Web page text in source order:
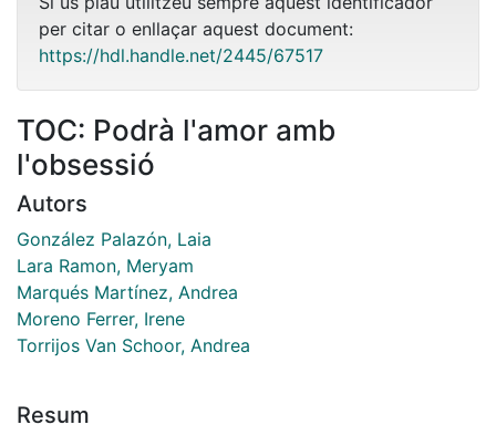
per citar o enllaçar aquest document:
https://hdl.handle.net/2445/67517
TOC: Podrà l'amor amb
l'obsessió
Autors
González Palazón, Laia
Lara Ramon, Meryam
Marqués Martínez, Andrea
Moreno Ferrer, Irene
Torrijos Van Schoor, Andrea
Resum